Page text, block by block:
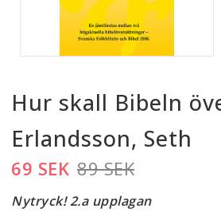
Hur skall Bibeln
Erlandsson, Seth
89 SEK
69 SEK
Nytryck! 2.a upplagan